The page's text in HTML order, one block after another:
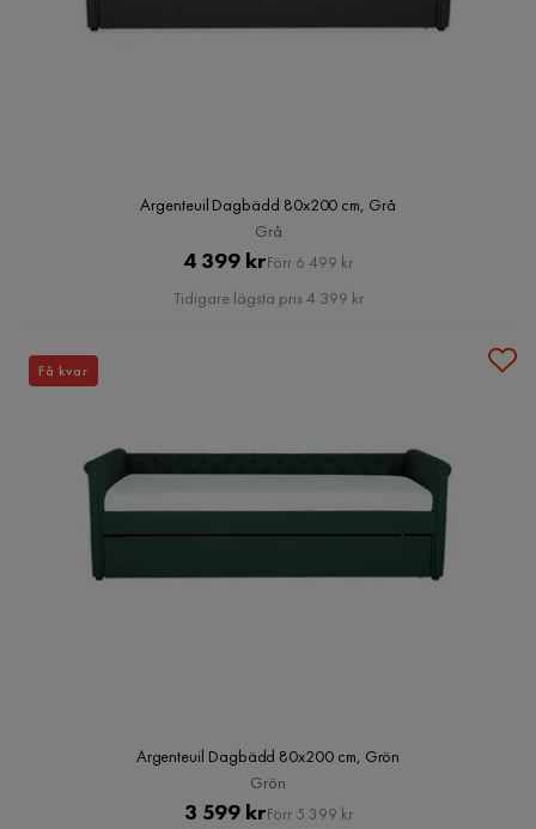
Argenteuil Dagbädd 80x200 cm, Grå
Grå
Pris
4 399 krOriginal
Pris
Förr 6 499 kr
Tidigare lägsta pris 4 399 kr
Argenteuil Dagbädd 80x200 cm, Grön
Grön
Pris
3 599 krOriginal
Förr 5 399 kr
Få kvar